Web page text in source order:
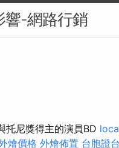
響-網路行銷
托尼獎得主的演員BD
燴價格 外燴佈置 台胞證